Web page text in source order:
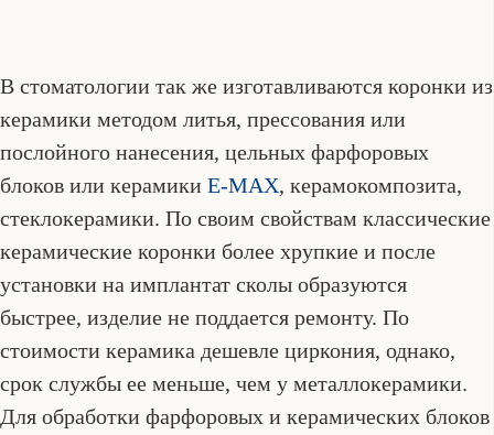
В стоматологии так же изготавливаются коронки из
керамики методом литья, прессования или
послойного нанесения, цельных фарфоровых
блоков или керамики E-MAX, керамокомпозита,
стеклокерамики. По своим свойствам классические
керамические коронки более хрупкие и после
установки на имплантат сколы образуются
быстрее, изделие не поддается ремонту. По
стоимости керамика дешевле циркония, однако,
срок службы ее меньше, чем у металлокерамики.
Для обработки фарфоровых и керамических блоков